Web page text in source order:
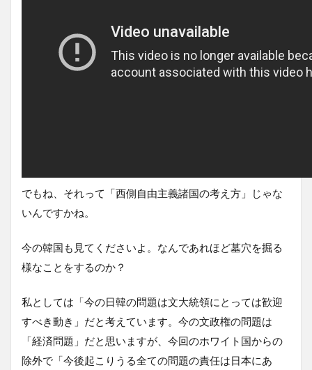
でもね、それって「西側自由主義諸国の考え方」じゃな
いんですかね。
今の韓国も見てくださいよ。なんであれほど墓穴を掘る
様なことをするのか？
私としては「今の日韓の問題は文大統領にとっては歓迎
すべき動き」だと考えています。今の文政権の問題は
「経済問題」だと思いますが、今回のホワイト国からの
除外で「今後起こりうる全ての問題の責任は日本にあ